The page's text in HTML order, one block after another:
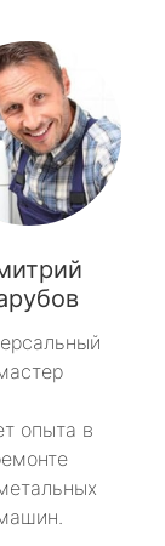
опыта в